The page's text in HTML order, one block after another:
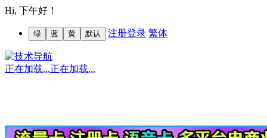
Hi, 下午好！
绿 蓝 黄 默认 注册登录 繁体
正在加载...正在加载...